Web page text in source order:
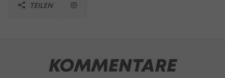
TEILEN
KOMMENTARE